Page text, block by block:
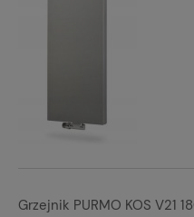
Grzejnik PURMO KOS V21